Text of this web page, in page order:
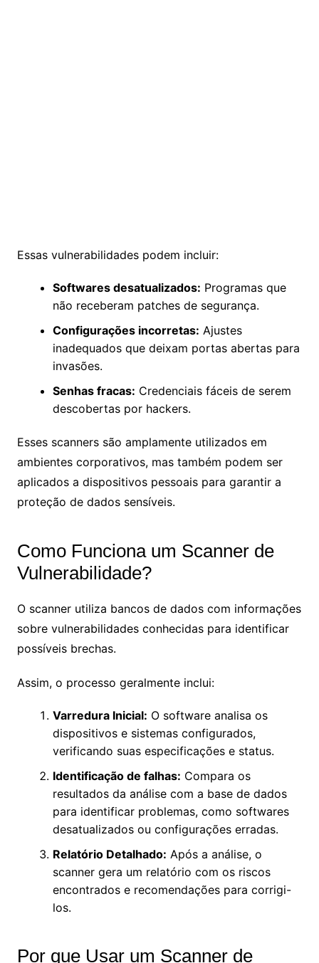
Essas vulnerabilidades podem incluir:
Softwares desatualizados: Programas que
não receberam patches de segurança.
Configurações incorretas: Ajustes
inadequados que deixam portas abertas para
invasões.
Senhas fracas: Credenciais fáceis de serem
descobertas por hackers.
Esses scanners são amplamente utilizados em
ambientes corporativos, mas também podem ser
aplicados a dispositivos pessoais para garantir a
proteção de dados sensíveis.
Como Funciona um Scanner de
Vulnerabilidade?
O scanner utiliza bancos de dados com informações
sobre vulnerabilidades conhecidas para identificar
possíveis brechas.
Assim, o processo geralmente inclui:
Varredura Inicial: O software analisa os
dispositivos e sistemas configurados,
verificando suas especificações e status.
Identificação de falhas: Compara os
resultados da análise com a base de dados
para identificar problemas, como softwares
desatualizados ou configurações erradas.
Relatório Detalhado: Após a análise, o
scanner gera um relatório com os riscos
encontrados e recomendações para corrigi-
los.
Por que Usar um Scanner de